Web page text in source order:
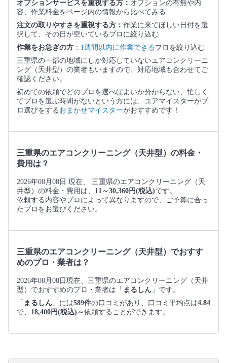
オプションサービスを重視する方： オプションの有無や内
容、作業料金をページ内の情報から比べてみる
注文の取りやすさを重視する方： 作業に来てほしい日付を選
択して、その日が空いているプロに絞り込む
作業をお急ぎの方 ： 1週間以内に作業できるプロを絞り込む
三重県の一部の地域にしか対応していないエアコンクリーニ
ング（天井型）の業者もいますので、対応地域も合わせてご
確認ください。
初めての依頼でどのプロを選べばよいか分からない、忙しく
てプロを選ぶ時間がないという方には、ユアマイスターがプ
ロ選びをする おまかせマイスターがおすすめです！
三重県のエアコンクリーニング（天井型）の料金・
費用は？
2026年08月08日 現在、 三重県のエアコンクリーニング（天
井型）の料金・費用は、 11～30,360円(税込)です。
依頼する内容やプロによって異なりますので、ご予算に合っ
たプロをお選びください。
三重県のエアコンクリーニング（天井型）でおすす
めのプロ・業者は？
2026年08月08日現在、三重県のエアコンクリーニング（天井
型）でおすすめのプロ・業者は「 まるしん 」です。
「 まるしん 」には589件の口コミがあり、口コミ平均点は4.84
で、 18,400円(税込)～依頼することができます。